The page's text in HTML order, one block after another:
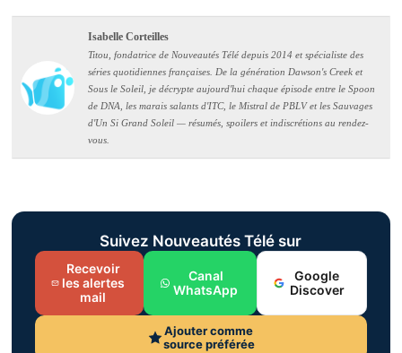
Isabelle Corteilles
Titou, fondatrice de Nouveautés Télé depuis 2014 et spécialiste des
séries quotidiennes françaises. De la génération Dawson's Creek et
Sous le Soleil, je décrypte aujourd'hui chaque épisode entre le Spoon
de DNA, les marais salants d'ITC, le Mistral de PBLV et les Sauvages
d'Un Si Grand Soleil — résumés, spoilers et indiscrétions au rendez-
vous.
Suivez Nouveautés Télé sur
Recevoir
les alertes
mail
Canal
WhatsApp
Google
Discover
Ajouter comme
source préférée